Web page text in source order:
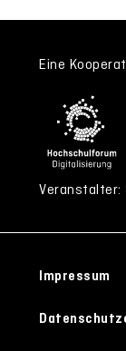
Eine
Impressum